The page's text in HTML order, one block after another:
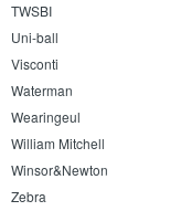
TWSBI
Uni-ball
Visconti
Waterman
Wearingeul
William Mitchell
Winsor&Newton
Zebra